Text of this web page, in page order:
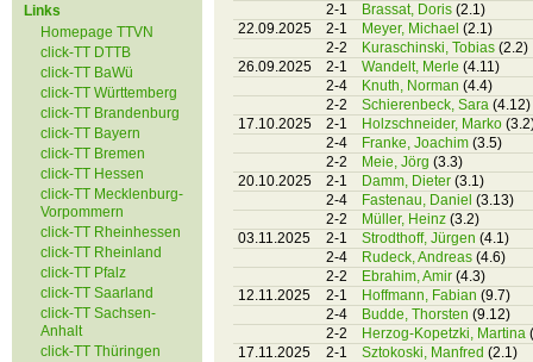
Links
Homepage TTVN
click-TT DTTB
click-TT BaWü
click-TT Württemberg
click-TT Brandenburg
click-TT Bayern
click-TT Bremen
click-TT Hessen
click-TT Mecklenburg-
Vorpommern
click-TT Rheinhessen
click-TT Rheinland
click-TT Pfalz
click-TT Saarland
click-TT Sachsen-
Anhalt
click-TT Thüringen
2-1
Brassat, Doris (2.1)
22.09.2025
2-1 Meyer, Michael (2.1)
2-2
Kuraschinski, Tobias (2.2)
26.09.2025
2-1 Wandelt, Merle (4.11)
2-4
Knuth, Norman (4.4)
2-2
Schierenbeck, Sara (4.12)
17.10.2025
2-1 Holzschneider, Marko
2-4
Franke, Joachim (3.5)
2-2
Meie, Jörg (3.3)
20.10.2025
2-1 Damm, Dieter (3.1)
2-4
Fastenau, Daniel (3.13)
2-2
Müller, Heinz (3.2)
03.11.2025
2-1 Strodthoff, Jürgen (4.1)
2-4
Rudeck, Andreas (4.6)
2-2
Ebrahim, Amir (4.3)
12.11.2025
2-1 Hoffmann, Fabian (9.7)
2-4
Budde, Thorsten (9.12)
2-2
Herzog-Kopetzki, Martina
17.11.2025
2-1 Sztokoski, Manfred (2.1)